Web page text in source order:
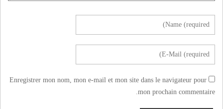
Enregistrer mon nom, mon e-mail et mon site dans le navigateur pour
mon prochain commentaire.